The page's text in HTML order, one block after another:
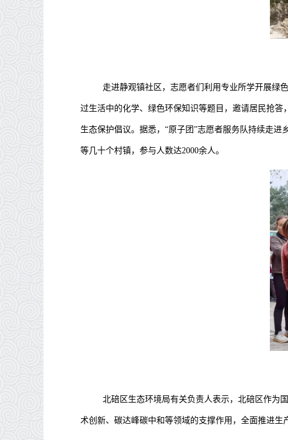
走进静观镇社区，志愿者们利用专业所学开展绿
过生活中的化学、绿色环保知识等题目，邀请居民抢
生态保护倡议。据悉，“原子团”志愿者服务队持续走
等几十个村镇，参与人数达2000余人。
北碚区生态环境局有关负责人表示，北碚区作为
术创新、碳达峰碳中和等领域的支撑作用，全面推进生